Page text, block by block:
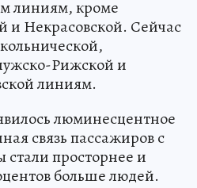
линиям, кроме
и Некрасовской. Сейчас
Рижской и
линиям.
люминесцентное
связь пассажиров с
просторнее и
больше людей.